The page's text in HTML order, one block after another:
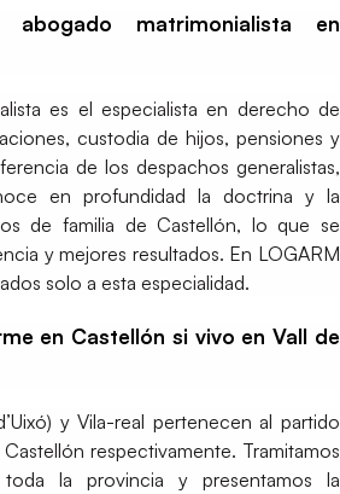
matrimonialista en
es el especialista en derecho de
custodia de hijos, pensiones y
de los despachos generalistas,
en profundidad la doctrina y la
de familia de Castellón, lo que se
y mejores resultados. En LOGARM
solo a esta especialidad.
en Castellón si vivo en Vall de
y Vila-real pertenecen al partido
respectivamente. Tramitamos
la provincia y presentamos la